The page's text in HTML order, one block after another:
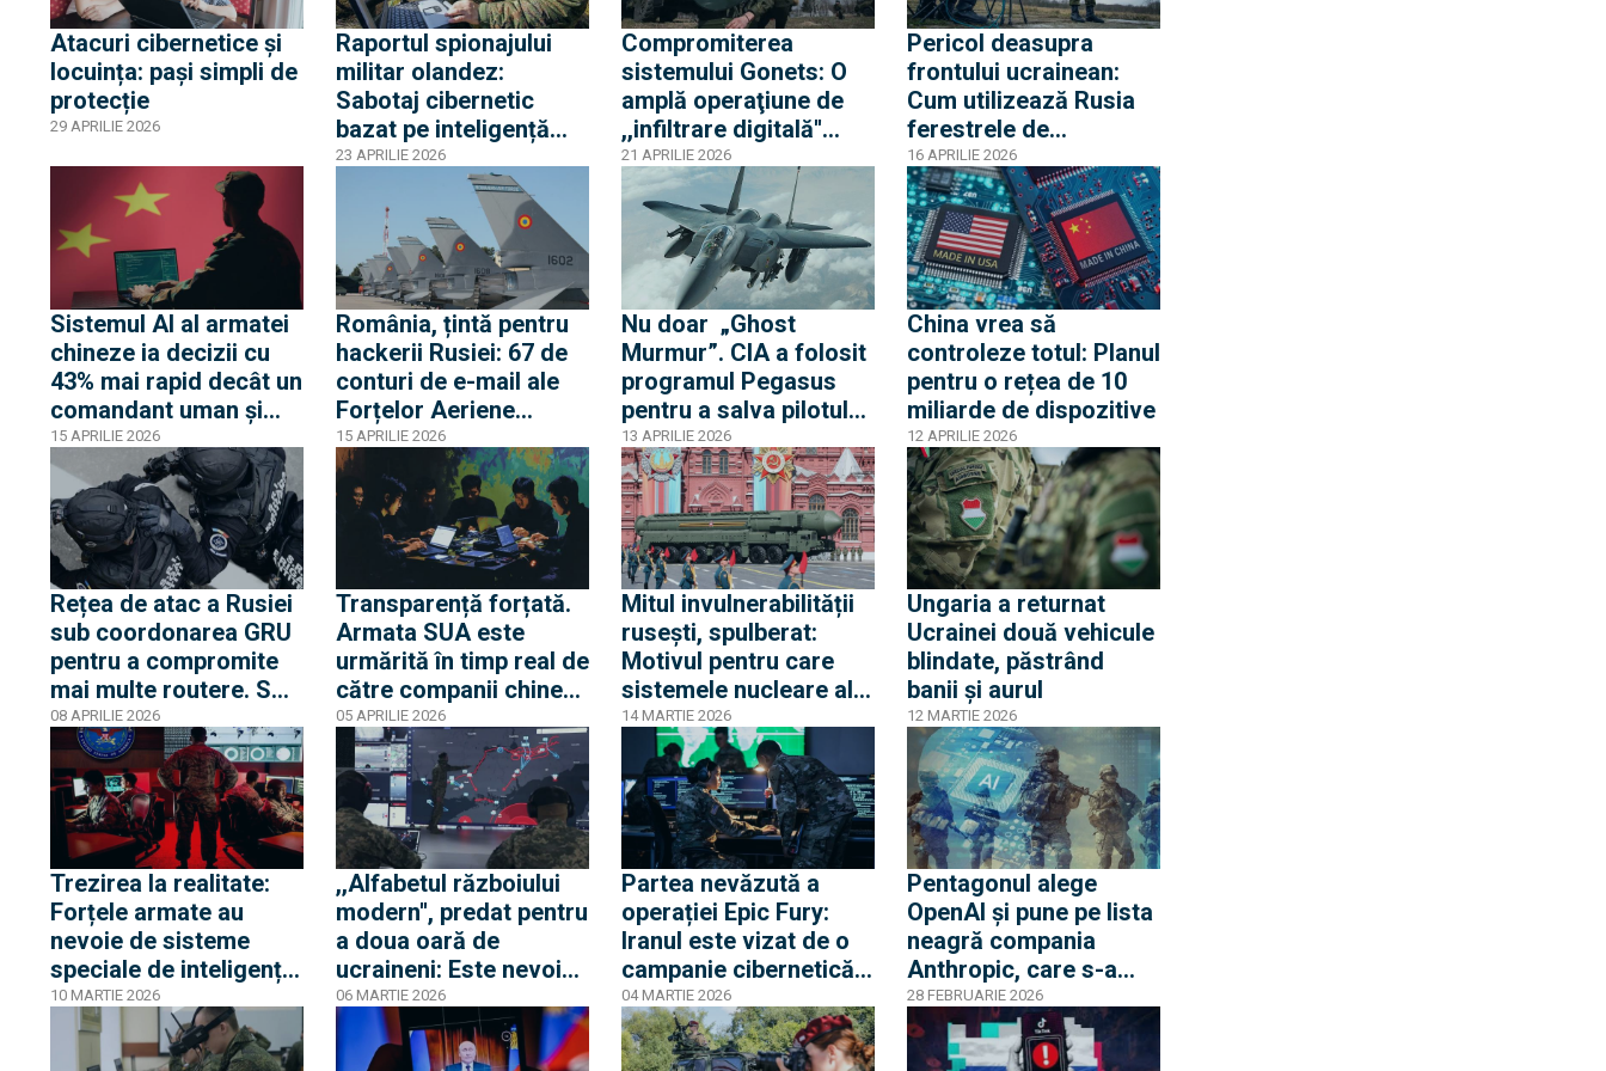
Atacuri cibernetice și
locuința: pași simpli de
protecție
29 APRILIE 2026
Raportul spionajului
militar olandez:
Sabotaj cibernetic
bazat pe inteligență
artificială și planuri
pentru atacarea
teritoriului NATO
23 APRILIE 2026
Compromiterea
sistemului Gonets: O
amplă operaţiune de
,,infiltrare digitală''
demolează mitul
„Starlink-ului rusesc”
și expune
vulnerabilitățile
infrastructurii spațiale
a Rusie
21 APRILIE 2026
Pericol deasupra
frontului ucrainean:
Cum utilizează Rusia
ferestrele de
comunicare ale rețelei
Rassvet pentru a dirija
dronele în afara razei
de bruiaj
16 APRILIE 2026
Sistemul AI al armatei
chineze ia decizii cu
43% mai rapid decât un
comandant uman și
răspunde aproape de
două ori mai bine la
lipsa unor informații
15 APRILIE 2026
România, țintă pentru
hackerii Rusiei: 67 de
conturi de e-mail ale
Forțelor Aeriene
Române au fost
spionate aproape doi
ani
15 APRILIE 2026
Nu doar „Ghost
Murmur”. CIA a folosit
programul Pegasus
pentru a salva pilotul
avionului F-15 doborât
în Iran
13 APRILIE 2026
China vrea să
controleze totul: Planul
pentru o rețea de 10
miliarde de dispozitive
12 APRILIE 2026
Rețea de atac a Rusiei
sub coordonarea GRU
pentru a compromite
mai multe routere. SRI
a participat alături de
FBI la destructurarea
rețelei în operațiunea
Masquerade
08 APRILIE 2026
Transparență forțată.
Armata SUA este
urmărită în timp real de
către companii chineze
specializate în
procesarea datelor din
surse deschise
05 APRILIE 2026
Mitul invulnerabilității
rusești, spulberat:
Motivul pentru care
sistemele nucleare ale
Federației Ruse sunt
compromise direct de
breșele de securitate
cibernetică
14 MARTIE 2026
Ungaria a returnat
Ucrainei două vehicule
blindate, păstrând
banii și aurul
12 MARTIE 2026
Trezirea la realitate:
Forțele armate au
nevoie de sisteme
speciale de inteligență
artificială
10 MARTIE 2026
,,Alfabetul războiului
modern'', predat pentru
a doua oară de
ucraineni: Este nevoie
de integrarea unor noi
sisteme de luptă în
structurile militare de
06 MARTIE 2026
Partea nevăzută a
operației Epic Fury:
Iranul este vizat de o
campanie cibernetică
masivă care perturbă
fluxul de informații
necesare procesului
04 MARTIE 2026
Pentagonul alege
OpenAI și pune pe lista
neagră compania
Anthropic, care s-a
opus utilizării
tehnologiei sale pentru
supravegherea în
28 FEBRUARIE 2026